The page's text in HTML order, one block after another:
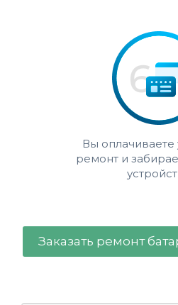
Вы
ремонт и
Заказать ремонт